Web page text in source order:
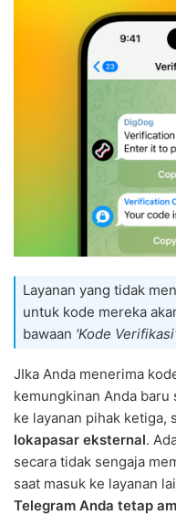
Layanan yang tidak
untuk kode mereka
bawaan 'Kode Verifikasi'
JIka Anda menerima
kemungkinan Anda
ke layanan pihak ketiga,
lokapasar eksternal.
secara tidak sengaja
saat masuk ke layanan
Telegram Anda tetap